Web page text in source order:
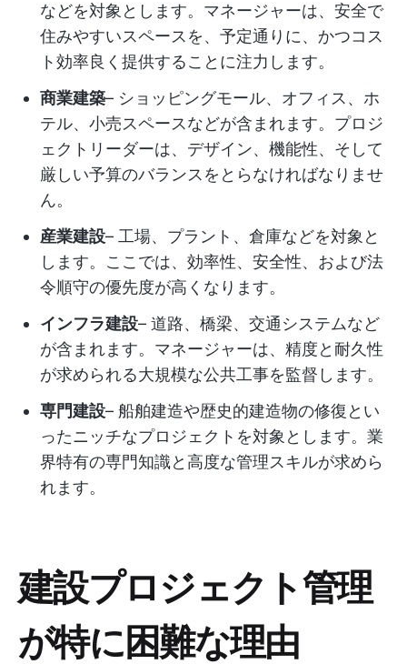
などを対象とします。マネージャーは、安全で
住みやすいスペースを、予定通りに、かつコス
ト効率良く提供することに注力します。
商業建築– ショッピングモール、オフィス、ホ
テル、小売スペースなどが含まれます。プロジ
ェクトリーダーは、デザイン、機能性、そして
厳しい予算のバランスをとらなければなりませ
ん。
産業建設– 工場、プラント、倉庫などを対象と
します。ここでは、効率性、安全性、および法
令順守の優先度が高くなります。
インフラ建設– 道路、橋梁、交通システムなど
が含まれます。マネージャーは、精度と耐久性
が求められる大規模な公共工事を監督します。
専門建設– 船舶建造や歴史的建造物の修復とい
ったニッチなプロジェクトを対象とします。業
界特有の専門知識と高度な管理スキルが求めら
れます。
建設プロジェクト管理
が特に困難な理由